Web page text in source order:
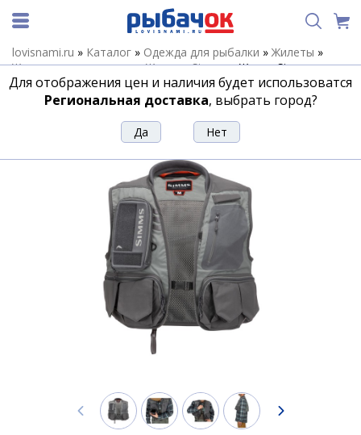
lovisnami.ru » Каталог » Одежда для рыбалки » Жилеты »
Жилеты разгрузочные»Жилеты Simms»Жилет Simms
Freestone Vest, Pewter, L
Жилет Simms Freestone Vest, Pewter, L
Для отображения цен и наличия будет использоватся
Региональная доставка, выбрать город?